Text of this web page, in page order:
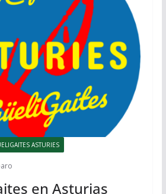
ASTURIES
en Asturias